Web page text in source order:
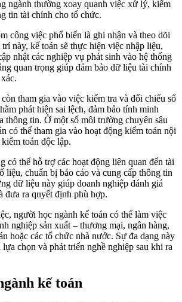
ngành thường xoay quanh việc xử lý, kiểm
tin tài chính cho tổ chức.
công việc phổ biến là ghi nhận và theo dõi
này, kế toán sẽ thực hiện việc nhập liệu,
nhật các nghiệp vụ phát sinh vào hệ thống
quan trọng giúp đảm bảo dữ liệu tài chính
tham gia vào việc kiểm tra và đối chiếu số
phát hiện sai lệch, đảm bảo tính minh
thông tin. Ở một số môi trường chuyên sâu
có thể tham gia vào hoạt động kiểm toán nội
toán độc lập.
có thể hỗ trợ các hoạt động liên quan đến tài
liệu, chuẩn bị báo cáo và cung cấp thông tin
dữ liệu này giúp doanh nghiệp đánh giá
đưa ra quyết định phù hợp.
người học ngành kế toán có thể làm việc
nghiệp sản xuất – thương mại, ngân hàng,
hoặc các tổ chức nhà nước. Sự đa dạng này
chọn và phát triển nghề nghiệp sau khi ra
kế toán